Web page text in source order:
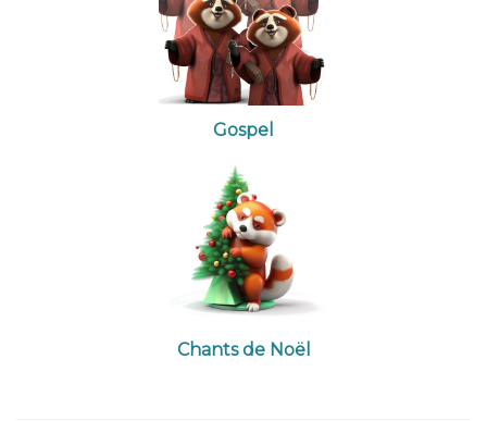
Gospel
Chants de Noël